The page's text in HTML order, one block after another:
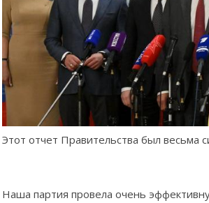
Этот отчет Правительства был весьма
Наша партия провела очень